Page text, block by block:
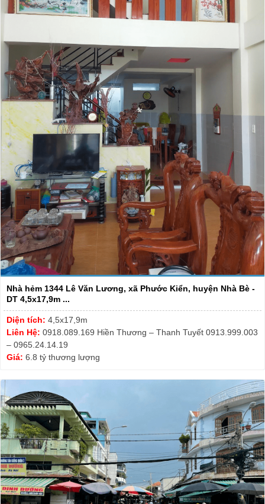
Nhà hẻm 1344 Lê Văn Lương, xã Phước Kiển, huyện Nhà Bè -
DT 4,5x17,9m ...
Diện tích: 4,5x17,9m
Liên Hệ: 0918.089.169 Hiền Thương – Thanh Tuyết 0913.999.003
– 0965.24.14.19
Giá: 6.8 tỷ thương lượng